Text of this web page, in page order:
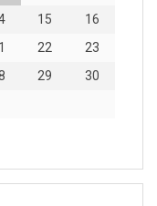
15
16
22
23
29
30